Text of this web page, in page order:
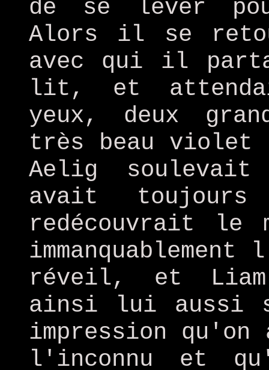
de se lever
Alors il se
avec qui il
lit, et
yeux, deux
très beau violet
Aelig soulevait
avait
redécouvrait le
réveil, et
ainsi lui aussi
impression
l'inconnu et